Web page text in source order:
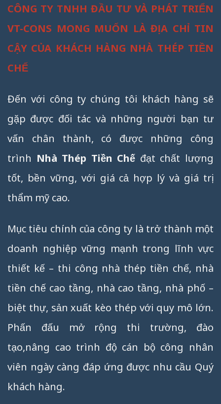
CÔNG TY TNHH ĐẦU TƯ VÀ PHÁT TRIỂN
VT-CONS MONG MUỐN LÀ ĐỊA CHỈ TIN
CẬY CỦA KHÁCH HÀNG NHÀ THÉP TIỀN
CHẾ
Đến với công ty chúng tôi khách hàng sẽ
gặp được đối tác và những người bạn tư
vấn chân thành, có được những công
trình Nhà Thép Tiền Chế đạt chất lượng
tốt, bền vững, với giá cả hợp lý và giá trị
thẩm mỹ cao.
Mục tiêu chính của công ty là trở thành một
doanh nghiệp vững mạnh trong lĩnh vực
thiết kế – thi công nhà thép tiền chế, nhà
tiền chế cao tầng, nhà cao tầng, nhà phố –
biệt thự, sản xuất kèo thép với quy mô lớn.
Phấn đấu mở rộng thi trường, đào
tạo,nâng cao trình độ cán bộ công nhân
viên ngày càng đáp ứng được nhu cầu Quý
khách hàng.